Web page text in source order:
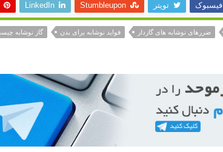
فیسبوک تویتر Stumbleupon
LinkedIn
ضررهای نوشابه های گازدار فواید نوشابه برای بدن گاز نوشابه